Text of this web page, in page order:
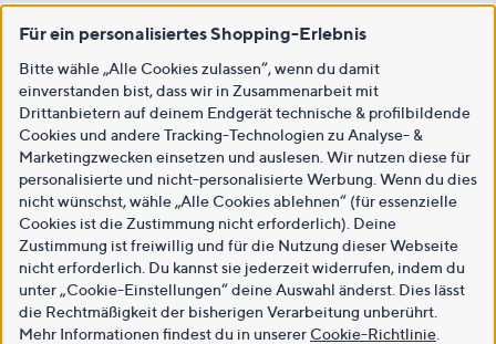
Für ein personalisiertes Shopping-Erlebnis
Bitte wähle „Alle Cookies zulassen“, wenn du damit
einverstanden bist, dass wir in Zusammenarbeit mit
Drittanbietern auf deinem Endgerät technische & profilbildende
Cookies und andere Tracking-Technologien zu Analyse- &
Marketingzwecken einsetzen und auslesen. Wir nutzen diese für
personalisierte und nicht-personalisierte Werbung. Wenn du dies
nicht wünschst, wähle „Alle Cookies ablehnen“ (für essenzielle
Cookies ist die Zustimmung nicht erforderlich). Deine
Zustimmung ist freiwillig und für die Nutzung dieser Webseite
nicht erforderlich. Du kannst sie jederzeit widerrufen, indem du
unter „Cookie-Einstellungen“ deine Auswahl änderst. Dies lässt
die Rechtmäßigkeit der bisherigen Verarbeitung unberührt.
Mehr Informationen findest du in unsererCookie-Richtlinie